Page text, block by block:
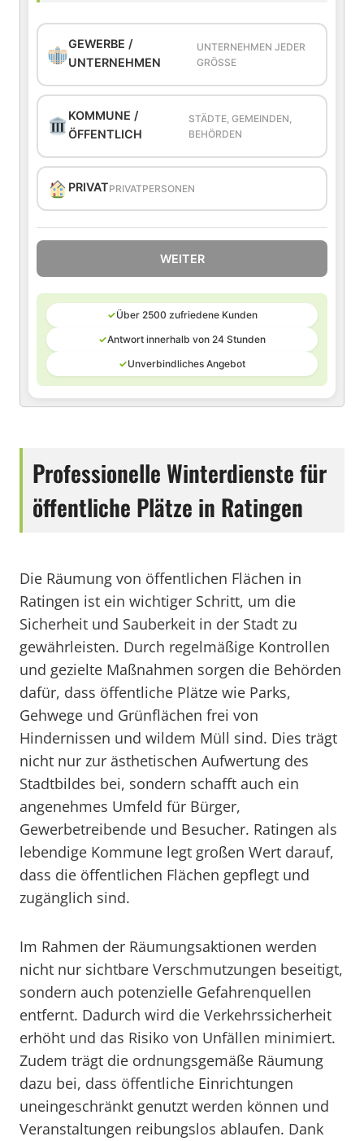
GEWERBE /
UNTERNEHMEN
UNTERNEHMEN JEDER
GRÖSSE
KOMMUNE /
ÖFFENTLICH
STÄDTE, GEMEINDEN,
BEHÖRDEN
PRIVATPRIVATPERSONEN
WEITER
✓Über 2500 zufriedene Kunden
✓Antwort innerhalb von 24 Stunden
✓Unverbindliches Angebot
Professionelle Winterdienste für
öffentliche Plätze in Ratingen
Die Räumung von öffentlichen Flächen in
Ratingen ist ein wichtiger Schritt, um die
Sicherheit und Sauberkeit in der Stadt zu
gewährleisten. Durch regelmäßige Kontrollen
und gezielte Maßnahmen sorgen die Behörden
dafür, dass öffentliche Plätze wie Parks,
Gehwege und Grünflächen frei von
Hindernissen und wildem Müll sind. Dies trägt
nicht nur zur ästhetischen Aufwertung des
Stadtbildes bei, sondern schafft auch ein
angenehmes Umfeld für Bürger,
Gewerbetreibende und Besucher. Ratingen als
lebendige Kommune legt großen Wert darauf,
dass die öffentlichen Flächen gepflegt und
zugänglich sind.
Im Rahmen der Räumungsaktionen werden
nicht nur sichtbare Verschmutzungen beseitigt,
sondern auch potenzielle Gefahrenquellen
entfernt. Dadurch wird die Verkehrssicherheit
erhöht und das Risiko von Unfällen minimiert.
Zudem trägt die ordnungsgemäße Räumung
dazu bei, dass öffentliche Einrichtungen
uneingeschränkt genutzt werden können und
Veranstaltungen reibungslos ablaufen. Dank